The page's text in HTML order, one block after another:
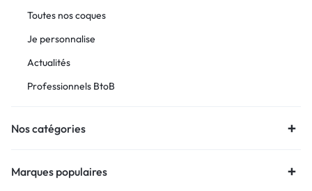
Toutes nos coques
Je personnalise
Actualités
Professionnels BtoB
Nos catégories
Marques populaires